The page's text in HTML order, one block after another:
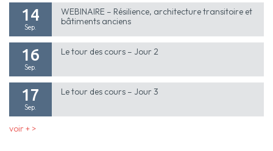
14
Sep.
WEBINAIRE – Résilience, architecture transitoire et
bâtiments anciens
16
Sep.
Le tour des cours – Jour 2
17
Sep.
Le tour des cours – Jour 3
voir + >